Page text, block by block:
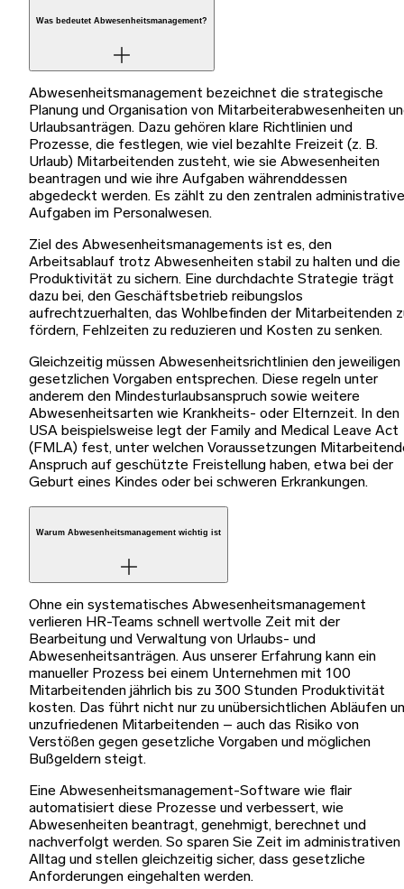
Was bedeutet Abwesenheitsmanagement?
Abwesenheitsmanagement bezeichnet die strategische
Planung und Organisation von Mitarbeiterabwesenheiten
Urlaubsanträgen. Dazu gehören klare Richtlinien und
Prozesse, die festlegen, wie viel bezahlte Freizeit (z. B.
Urlaub) Mitarbeitenden zusteht, wie sie Abwesenheiten
beantragen und wie ihre Aufgaben währenddessen
abgedeckt werden. Es zählt zu den zentralen
Aufgaben im Personalwesen.
Ziel des Abwesenheitsmanagements ist es, den
Arbeitsablauf trotz Abwesenheiten stabil zu halten und die
Produktivität zu sichern. Eine durchdachte Strategie trägt
dazu bei, den Geschäftsbetrieb reibungslos
aufrechtzuerhalten, das Wohlbefinden der Mitarbeitenden
fördern, Fehlzeiten zu reduzieren und Kosten zu senken.
Gleichzeitig müssen Abwesenheitsrichtlinien den jeweiligen
gesetzlichen Vorgaben entsprechen. Diese regeln unter
anderem den Mindesturlaubsanspruch sowie weitere
Abwesenheitsarten wie Krankheits- oder Elternzeit. In den
USA beispielsweise legt der Family and Medical Leave Act
(FMLA) fest, unter welchen Voraussetzungen
Anspruch auf geschützte Freistellung haben, etwa bei der
Geburt eines Kindes oder bei schweren Erkrankungen.
Warum Abwesenheitsmanagement wichtig ist
Ohne ein systematisches Abwesenheitsmanagement
verlieren HR-Teams schnell wertvolle Zeit mit der
Bearbeitung und Verwaltung von Urlaubs- und
Abwesenheitsanträgen. Aus unserer Erfahrung kann ein
manueller Prozess bei einem Unternehmen mit 100
Mitarbeitenden jährlich bis zu 300 Stunden Produktivität
kosten. Das führt nicht nur zu unübersichtlichen Abläufen
unzufriedenen Mitarbeitenden – auch das Risiko von
Verstößen gegen gesetzliche Vorgaben und möglichen
Bußgeldern steigt.
Eine Abwesenheitsmanagement-Software wie flair
automatisiert diese Prozesse und verbessert, wie
Abwesenheiten beantragt, genehmigt, berechnet und
nachverfolgt werden. So sparen Sie Zeit im administrativen
Alltag und stellen gleichzeitig sicher, dass gesetzliche
Anforderungen eingehalten werden.